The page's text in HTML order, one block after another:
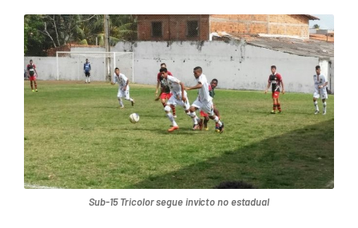
Sub-15 Tricolor segue invicto no estadual